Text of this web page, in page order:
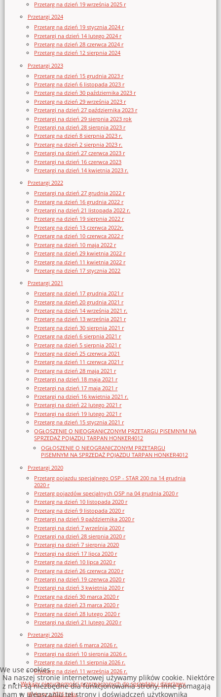
Przetarg na dzień 19 września 2025 r
Przetargi 2024
Przetarg na dzień 19 stycznia 2024 r
Przetargi na dzień 14 lutego 2024 r
Przetarg na dzień 28 czerwca 2024 r
Przetarg na dzień 12 sierpnia 2024
Przetargi 2023
Przetarg na dzień 15 grudnia 2023 r
Przetarg na dzień 6 listopada 2023 r
Przetarg na dzień 30 października 2023 r
Przetarg na dzień 29 września 2023 r
Przetargi na dzień 27 października 2023 r
Przetargi na dzień 29 sierpnia 2023 rok
Przetargi na dzień 28 sierpnia 2023 r
Przetarg na dzień 8 sierpnia 2023 r.
Przetarg na dzień 2 sierpnia 2023 r.
Przetargi na dzień 27 czerwca 2023 r
Przetargi na dzień 16 czerwca 2023
Przetargi na dzień 14 kwietnia 2023 r.
Przetargi 2022
Przetargi na dzień 27 grudnia 2022 r
Przetarg na dzień 16 grudnia 2022 r
Przetargi na dzień 21 listopada 2022 r.
Przetarg na dzień 19 sierpnia 2022 r
Przetarg na dzień 13 czerwca 2022r.
Przetarg na dzień 10 czerwca 2022 r
Przetarg na dzień 10 maja 2022 r
Przetarg na dzień 29 kwietnia 2022 r
Przetarg na dzień 11 kwietnia 2022 r
Przetarg na dzień 17 stycznia 2022
Przetargi 2021
Przetarg na dzień 17 grudnia 2021 r
Przetarg na dzień 20 grudnia 2021 r
Przetarg na dzień 14 września 2021 r.
Przetarg na dzień 13 września 2021 r
Przetarg na dzień 30 sierpnia 2021 r
Przetarg na dzień 6 sierpnia 2021 r
Przetarg na dzień 5 sierpnia 2021 r
Przetarg na dzień 25 czerwca 2021
Przetarg na dzień 11 czerwca 2021 r
Przetarg na dzień 28 maja 2021 r
Przetargi na dzień 18 maja 2021 r
Przetargi na dzień 17 maja 2021 r
Przetargi na dzień 16 kwietnia 2021 r.
Przetargi na dzień 22 lutego 2021 r
Przetargi na dzień 19 lutego 2021 r
Przetarg na dzień 15 stycznia 2021 r
OGŁOSZENIE O NIEOGRANICZONYM PRZETARGU PISEMNYM NA
SPRZEDAŻ POJAZDU TARPAN HONKER4012
OGŁOSZENIE O NIEOGRANICZONYM PRZETARGU
PISEMNYM NA SPRZEDAŻ POJAZDU TARPAN HONKER4012
Przetargi 2020
Przetarg pojazdu specjalnego OSP - STAR 200 na 14 grudnia
2020 r
Przetarg pojazdów specjalnych OSP na 04 grudnia 2020 r
Przetarg na dzień 10 listopada 2020 r
Przetarg na dzień 9 listopada 2020 r
Przetargi na dzień 9 października 2020 r
Przetargi na dzień 7 września 2020 r
Przetargi na dzień 28 sierpnia 2020 r
Przetargi na dzień 7 sierpnia 2020
Przetargi na dzień 17 lipca 2020 r
Przetarg na dzień 10 lipca 2020 r
Przetarg na dzień 26 czerwca 2020 r
Przetargi na dzień 19 czerwca 2020 r
Przetargi na dzień 3 kwietnia 2020 r
Przetarg na dzień 30 marca 2020 r
Przetarg na dzień 23 marca 2020 r
Przetarg na dzień 28 lutego 2020 r
Przetargi na dzień 21 lutego 2020 r
Przetargi 2026
Przetarg na dzień 6 marca 2026 r.
Przetargi na dzień 10 sierpnia 2026 r.
Przetarg na dzień 11 sierpnia 2026 r.
Przetarg na dzień 11 września 2026 r.
Wykazy nieruchomości przeznaczonych do sprzedaży i dzierżawy
Wykazy z 2026 roku
We use cookies
Na naszej stronie internetowej używamy plików cookie. Niektóre
z nich są niezbędne dla funkcjonowania strony, inne pomagają
nam w ulepszaniu tej strony i doświadczeń użytkownika